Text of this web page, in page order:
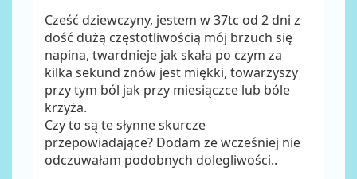
Cześć dziewczyny, jestem w 37tc od 2 dni z
dość dużą częstotliwością mój brzuch się
napina, twardnieje jak skała po czym za
kilka sekund znów jest miękki, towarzyszy
przy tym ból jak przy miesiączce lub bóle
krzyża.
Czy to są te słynne skurcze
przepowiadające? Dodam ze wcześniej nie
odczuwałam podobnych dolegliwości..